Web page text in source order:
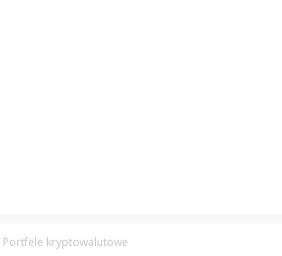
Portfele kryptowalutowe